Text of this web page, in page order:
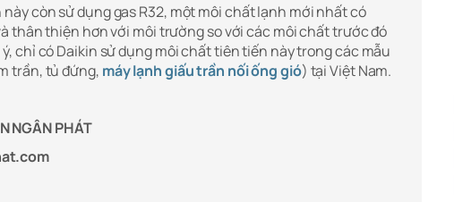
còn sử dụng gas R32, một môi chất lạnh mới nhất có
thân thiện hơn với môi trường so với các môi chất trước đó
ý, chỉ có Daikin sử dụng môi chất tiên tiến này trong các mẫu
trần, tủ đứng, máy lạnh giấu trần nối ống gió) tại Việt Nam.
NGÂN PHÁT